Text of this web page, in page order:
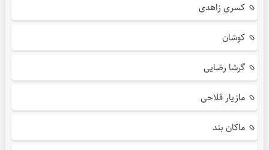
کسری زاهدی
کوشان
گرشا رضایی
مازیار فلاحی
ماکان بند